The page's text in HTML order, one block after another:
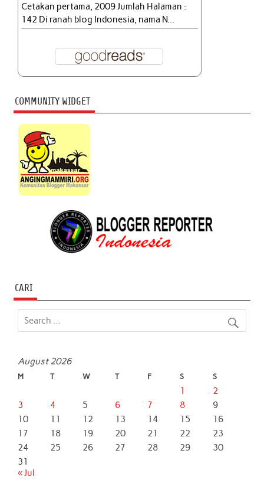
Cetakan pertama, 2009 Jumlah Halaman :
142 Di ranah blog Indonesia, nama N...
COMMUNITY WIDGET
CARI
August 2026
M T W T F S S
1
2
3
4 5 6 7 8
9
10
11 12 13 14 15
16
17
18 19 20 21 22
23
24
25 26 27 28 29
30
31
« Jul